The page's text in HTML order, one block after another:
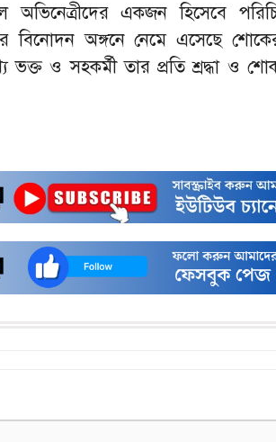
অভিনেত্রীদের একজন হিসেবে
বিনোদন অঙ্গনে নেমে এসেছে
ও সহকর্মী তার প্রতি শ্রদ্ধা ও